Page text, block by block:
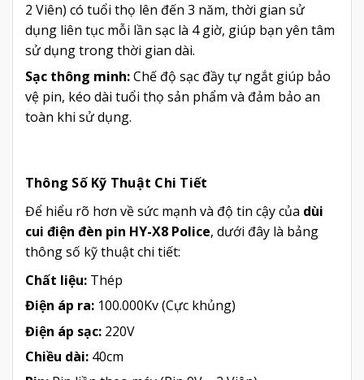
2 Viên) có tuổi thọ lên đến 3 năm, thời gian sử
dụng liên tục mỗi lần sạc là 4 giờ, giúp bạn yên tâm
sử dụng trong thời gian dài.
Sạc thông minh:Chế độ sạc đầy tự ngắt giúp bảo
vệ pin, kéo dài tuổi thọ sản phẩm và đảm bảo an
toàn khi sử dụng.
Thông Số Kỹ Thuật Chi Tiết
Để hiểu rõ hơn về sức mạnh và độ tin cậy của dùi
cui điện đèn pin HY-X8 Police, dưới đây là bảng
thông số kỹ thuật chi tiết:
Chất liệu: Thép
Điện áp ra: 100.000Kv (Cực khủng)
Điện áp sạc: 220V
Chiều dài: 40cm